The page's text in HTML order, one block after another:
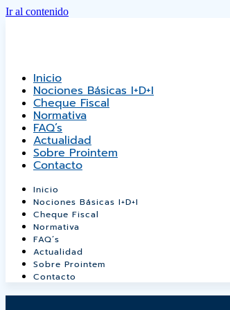
Ir al contenido
Inicio
Nociones Básicas I+D+i
Cheque Fiscal
Normativa
FAQ’s
Actualidad
Sobre Prointem
Contacto
Inicio
Nociones Básicas I+D+i
Cheque Fiscal
Normativa
FAQ’s
Actualidad
Sobre Prointem
Contacto